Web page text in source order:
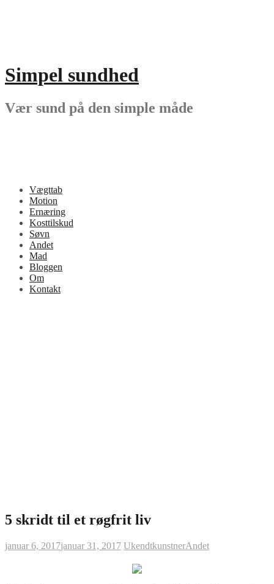
Simpel sundhed
Vær sund på den simple måde
Vægttab
Motion
Ernæring
Kosttilskud
Søvn
Andet
Mad
Bloggen
Om
Kontakt
5 skridt til et røgfrit liv
januar 6, 2017januar 31, 2017 UkendtkunstnerAndet